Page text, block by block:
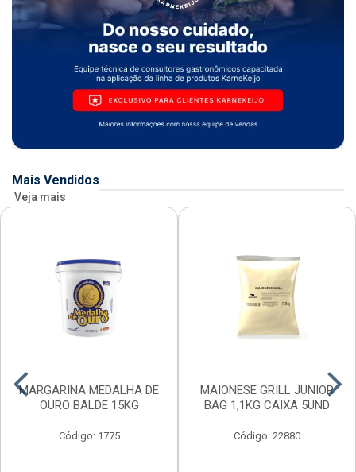
Mais Vendidos
Veja mais
MARGARINA MEDALHA DE
OURO BALDE 15KG
Código: 1775
MAIONESE GRILL JUNIOR
BAG 1,1KG CAIXA 5UND
Código: 22880